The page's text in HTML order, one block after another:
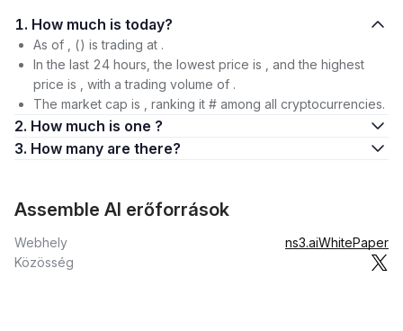
1. How much is today?
As of , () is trading at .
In the last 24 hours, the lowest price is , and the highest
price is , with a trading volume of .
The market cap is , ranking it # among all cryptocurrencies.
2. How much is one ?
3. How many are there?
Assemble AI erőforrások
Webhely ns3.aiWhitePaper
Közösség